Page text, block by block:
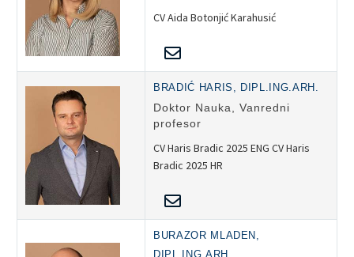
CV Aida Botonjić Karahusić
BRADIĆ HARIS, DIPL.ING.ARH.
Doktor Nauka, Vanredni
profesor
CV Haris Bradic 2025 ENG CV Haris
Bradic 2025 HR
BURAZOR MLADEN,
DIPL.ING.ARH.